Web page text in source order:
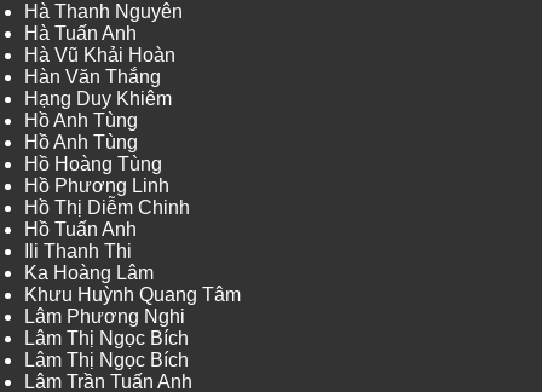
Hà Thanh Nguyên
Hà Tuấn Anh
Hà Vũ Khải Hoàn
Hàn Văn Thắng
Hạng Duy Khiêm
Hồ Anh Tùng
Hồ Anh Tùng
Hồ Hoàng Tùng
Hồ Phương Linh
Hồ Thị Diễm Chinh
Hồ Tuấn Anh
Ili Thanh Thi
Ka Hoàng Lâm
Khưu Huỳnh Quang Tâm
Lâm Phương Nghi
Lâm Thị Ngọc Bích
Lâm Thị Ngọc Bích
Lâm Trần Tuấn Anh